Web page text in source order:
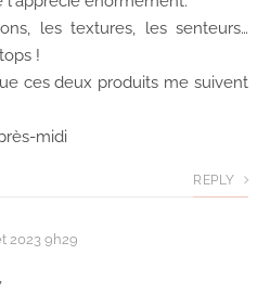
les textures, les senteurs…
!
ces deux produits me suivent
midi
REPLY
2023 9h29